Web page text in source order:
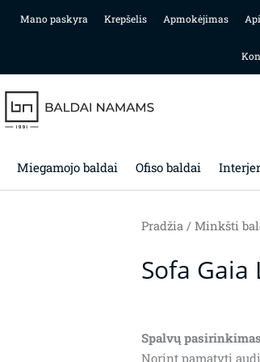
Mano paskyra Krepšelis Apmokėjimas
Miegamojo baldai Ofiso baldai
Pradžia/ Minkšti
Sofa Gaia
Spalvų
Norint pamatyti